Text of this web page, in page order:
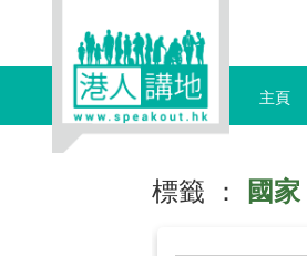
主頁
標籤 ： 國家